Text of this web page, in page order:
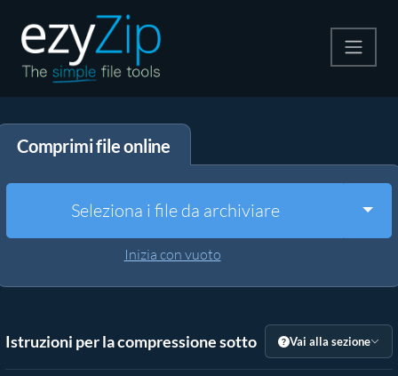
Decomprimi
Altri strumenti
Comprimi file online
Seleziona i file da archiviare
Inizia con vuoto
Istruzioni per la compressione sotto Vai alla sezione